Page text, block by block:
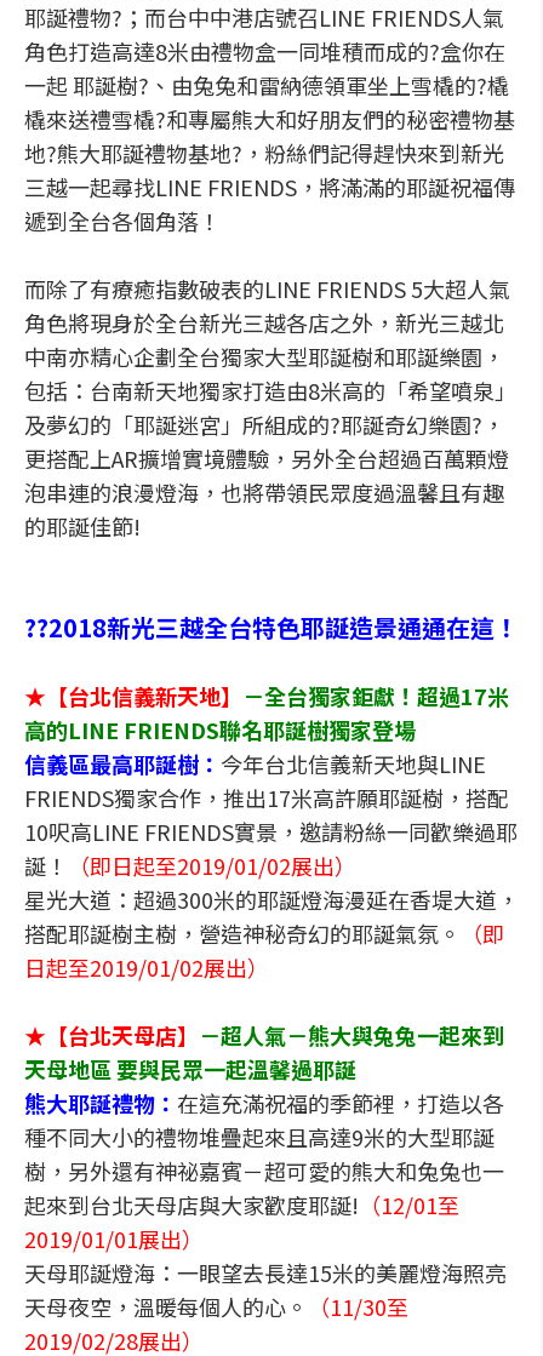
耶誕禮物?；而台中中港店號召LINE FRIENDS人氣
角色打造高達8米由禮物盒一同堆積而成的?盒你在
一起 耶誕樹?、由兔兔和雷納德領軍坐上雪橇的?橇
橇來送禮雪橇?和專屬熊大和好朋友們的秘密禮物基
地?熊大耶誕禮物基地?，粉絲們記得趕快來到新光
三越一起尋找LINE FRIENDS，將滿滿的耶誕祝福傳
遞到全台各個角落！
而除了有療癒指數破表的LINE FRIENDS 5大超人氣
角色將現身於全台新光三越各店之外，新光三越北
中南亦精心企劃全台獨家大型耶誕樹和耶誕樂園，
包括：台南新天地獨家打造由8米高的「希望噴泉」
及夢幻的「耶誕迷宮」所組成的?耶誕奇幻樂園?，
更搭配上AR擴增實境體驗，另外全台超過百萬顆燈
泡串連的浪漫燈海，也將帶領民眾度過溫馨且有趣
的耶誕佳節!
??2018新光三越全台特色耶誕造景通通在這！
★【台北信義新天地】 －全台獨家鉅獻！超過17米
高的LINE FRIENDS聯名耶誕樹獨家登場
信義區最高耶誕樹： 今年台北信義新天地與LINE
FRIENDS獨家合作，推出17米高許願耶誕樹，搭配
10呎高LINE FRIENDS實景，邀請粉絲一同歡樂過耶
誕！
（即日起至2019/01/02展出）
星光大道：超過300米的耶誕燈海漫延在香堤大道，
搭配耶誕樹主樹，營造神秘奇幻的耶誕氣氛。
（即
日起至2019/01/02展出）
★【台北天母店】 －超人氣－熊大與兔兔一起來到
天母地區 要與民眾一起溫馨過耶誕
熊大耶誕禮物： 在這充滿祝福的季節裡，打造以各
種不同大小的禮物堆疊起來且高達9米的大型耶誕
樹，另外還有神祕嘉賓－超可愛的熊大和兔兔也一
起來到台北天母店與大家歡度耶誕! （12/01至
2019/01/01展出）
天母耶誕燈海：一眼望去長達15米的美麗燈海照亮
天母夜空，溫暖每個人的心。
（11/30至
2019/02/28展出）